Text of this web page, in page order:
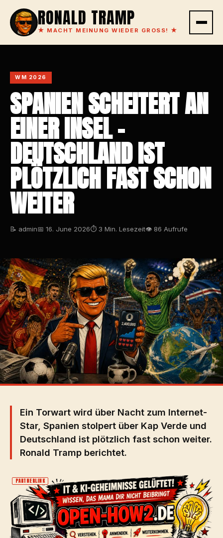
RONALD TRAMP
★ MACHT MEINUNG WIEDER GROSS! ★
WM 2026
SPANIEN SCHEITERT AN
EINER INSEL –
DEUTSCHLAND IST
PLÖTZLICH FAST SCHON
WEITER
📝 admin📅 16. June 2026⏱ 3 Min. Lesezeit👁 86 Aufrufe
Ein Torwart wird über Nacht zum Internet-
Star, Spanien stolpert über Kap Verde und
Deutschland ist plötzlich fast schon weiter.
Ronald Tramp berichtet.
PARTNERLINK